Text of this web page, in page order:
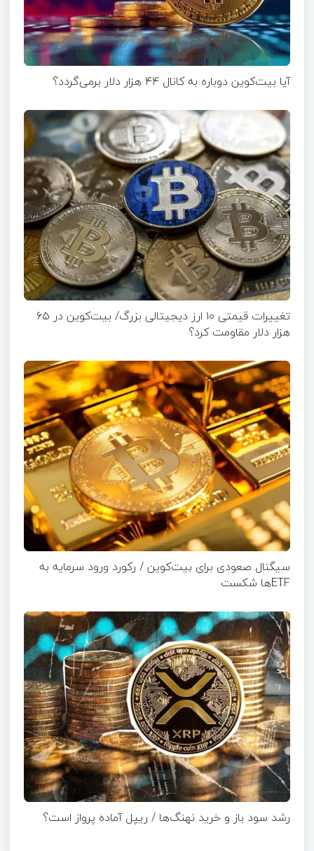
آیا بیت‌کوین دوباره به کانال ۴۴ هزار دلار برمی‌گردد؟
تغییرات قیمتی ۱۰ ارز دیجیتالی بزرگ/ بیت‌کوین در ۶۵
هزار دلار مقاومت کرد؟
سیگنال صعودی برای بیت‌کوین / رکورد ورود سرمایه به
ETFها شکست
رشد سود باز و خرید نهنگ‌ها / ریپل آماده پرواز است؟